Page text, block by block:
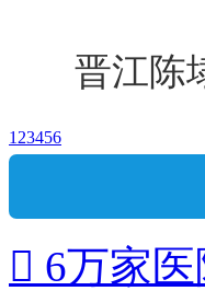
晋江陈
1 23456
 6万家